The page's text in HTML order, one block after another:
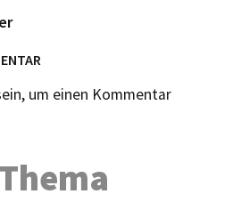
um einen Kommentar